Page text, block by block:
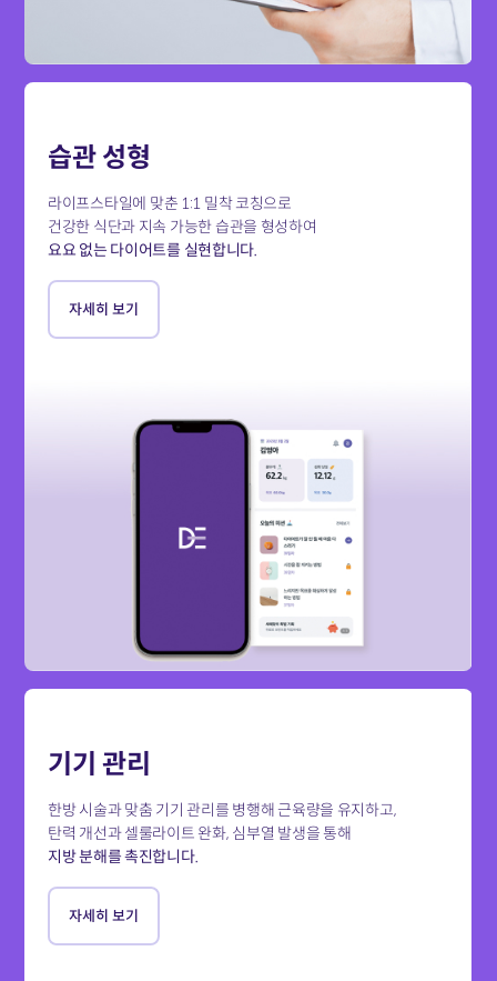
습관 성형
라이프스타일에 맞춘 1:1 밀착 코칭으로
건강한 식단과 지속 가능한 습관을 형성하여
요요 없는 다이어트를 실현합니다.
자세히 보기
기기 관리
한방 시술과 맞춤 기기 관리를 병행해 근육량을 유지하고,
탄력 개선과 셀룰라이트 완화, 심부열 발생을 통해
지방 분해를 촉진합니다.
자세히 보기